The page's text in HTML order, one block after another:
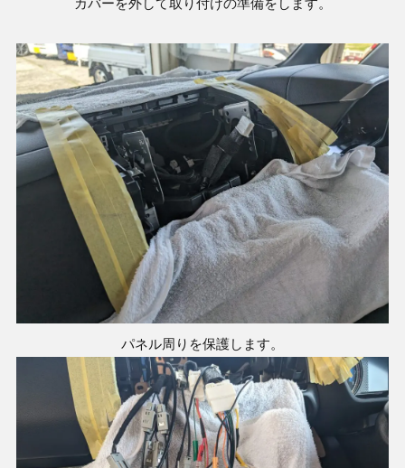
カバーを外して取り付けの準備をします。
パネル周りを保護します。